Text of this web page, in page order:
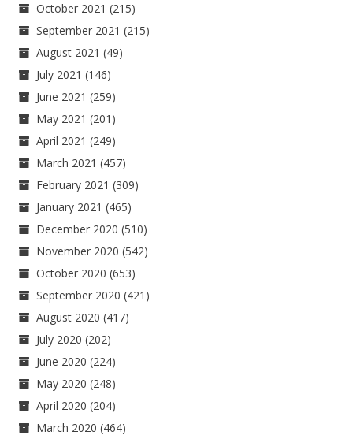
October 2021 (215)
September 2021 (215)
August 2021 (49)
July 2021 (146)
June 2021 (259)
May 2021 (201)
April 2021 (249)
March 2021 (457)
February 2021 (309)
January 2021 (465)
December 2020 (510)
November 2020 (542)
October 2020 (653)
September 2020 (421)
August 2020 (417)
July 2020 (202)
June 2020 (224)
May 2020 (248)
April 2020 (204)
March 2020 (464)